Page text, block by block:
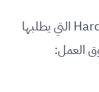
فيما يلي قائمة بأهمّ المهارات التقنية Hard Skills التي يطلبها
العمل: